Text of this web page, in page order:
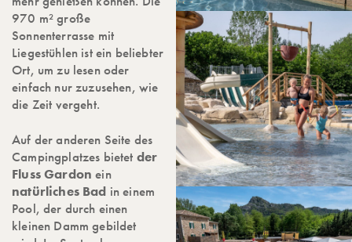
970 m² große
Sonnenterrasse mit
Liegestühlen ist ein beliebter
Ort, um zu lesen oder
einfach nur zuzusehen, wie
die Zeit vergeht.
Auf der anderen Seite des
Campingplatzes bietet der
Fluss Gardon ein
natürliches Bad in einem
Pool, der durch einen
kleinen Damm gebildet